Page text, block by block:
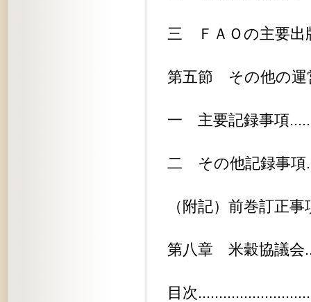
三 ＦＡＯの主要出
第五節 その他の運
一 主要記録事項
二 その他記録事項
（附記）前巻訂正
第八章 米穀協議会
目次